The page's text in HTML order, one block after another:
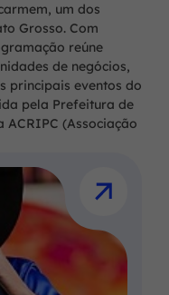
um dos
Grosso. Com
reúne
de negócios,
principais eventos do
pela Prefeitura de
ACRIPC (Associação